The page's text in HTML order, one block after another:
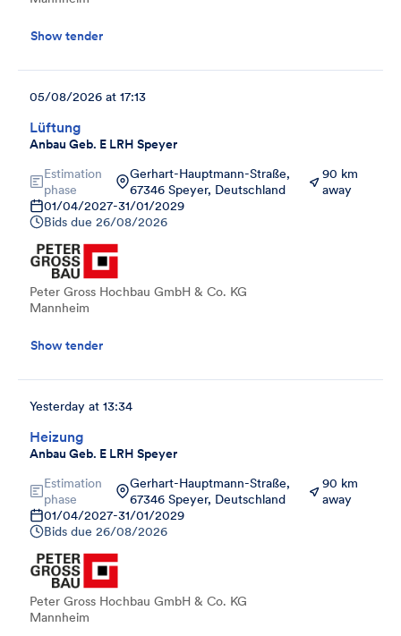
Show tender
Lüftung
Anbau Geb. E LRH Speyer
05/08/2026 at 17:13
Estimation
phase
Gerhart-Hauptmann-Straße,
67346 Speyer, Deutschland
90 km
away
01/04/2027-31/01/2029
Bids due 26/08/2026
Peter Gross Hochbau GmbH & Co. KG
Mannheim
Show tender
Heizung
Anbau Geb. E LRH Speyer
Yesterday at 13:34
Estimation
phase
Gerhart-Hauptmann-Straße,
67346 Speyer, Deutschland
90 km
away
01/04/2027-31/01/2029
Bids due 26/08/2026
Peter Gross Hochbau GmbH & Co. KG
Mannheim